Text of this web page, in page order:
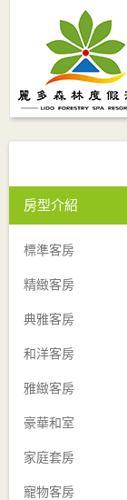
房型介紹
標準客房
精緻客房
典雅客房
和洋客房
雅緻客房
豪華和室
家庭套房
寵物客房